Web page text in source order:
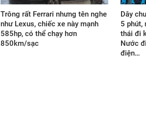
Trông rất Ferrari nhưng tên nghe
như Lexus, chiếc xe này mạnh
585hp, có thể chạy hơn
850km/sạc
Dây
5 phút,
thái đi
Nước
điện…